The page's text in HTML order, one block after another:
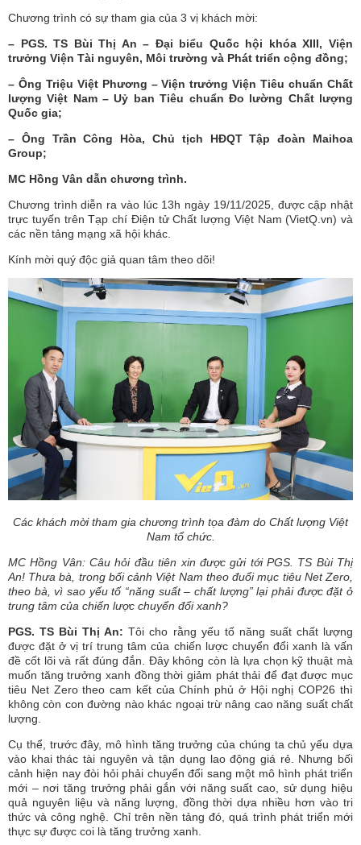
Chương trình có sự tham gia của 3 vị khách mời:
– PGS. TS Bùi Thị An – Đại biểu Quốc hội khóa XIII, Viện
trưởng Viện Tài nguyên, Môi trường và Phát triển cộng đồng;
– Ông Triệu Việt Phương – Viện trưởng Viện Tiêu chuẩn Chất
lượng Việt Nam – Uỷ ban Tiêu chuẩn Đo lường Chất lượng
Quốc gia;
– Ông Trần Công Hòa, Chủ tịch HĐQT Tập đoàn Maihoa
Group;
MC Hồng Vân dẫn chương trình.
Chương trình diễn ra vào lúc 13h ngày 19/11/2025, được cập nhật
trực tuyến trên Tạp chí Điện tử Chất lượng Việt Nam (VietQ.vn) và
các nền tảng mạng xã hội khác.
Kính mời quý độc giả quan tâm theo dõi!
Các khách mời tham gia chương trình tọa đàm do Chất lượng Việt
Nam tổ chức.
MC Hồng Vân: Câu hỏi đầu tiên xin được gửi tới PGS. TS Bùi Thị
An! Thưa bà, trong bối cảnh Việt Nam theo đuổi mục tiêu Net Zero,
theo bà, vì sao yếu tố “năng suất – chất lượng” lại phải được đặt ở
trung tâm của chiến lược chuyển đổi xanh?
PGS. TS Bùi Thị An:Tôi cho rằng yếu tố năng suất chất lượng
được đặt ở vị trí trung tâm của chiến lược chuyển đổi xanh là vấn
đề cốt lõi và rất đúng đắn. Đây không còn là lựa chọn kỹ thuật mà
muốn tăng trưởng xanh đồng thời giảm phát thải để đạt được mục
tiêu Net Zero theo cam kết của Chính phủ ở Hội nghị COP26 thì
không còn con đường nào khác ngoại trừ nâng cao năng suất chất
lượng.
Cụ thể, trước đây, mô hình tăng trưởng của chúng ta chủ yếu dựa
vào khai thác tài nguyên và tận dụng lao động giá rẻ. Nhưng bối
cảnh hiện nay đòi hỏi phải chuyển đổi sang một mô hình phát triển
mới – nơi tăng trưởng phải gắn với năng suất cao, sử dụng hiệu
quả nguyên liệu và năng lượng, đồng thời dựa nhiều hơn vào tri
thức và công nghệ. Chỉ trên nền tảng đó, quá trình phát triển mới
thực sự được coi là tăng trưởng xanh.